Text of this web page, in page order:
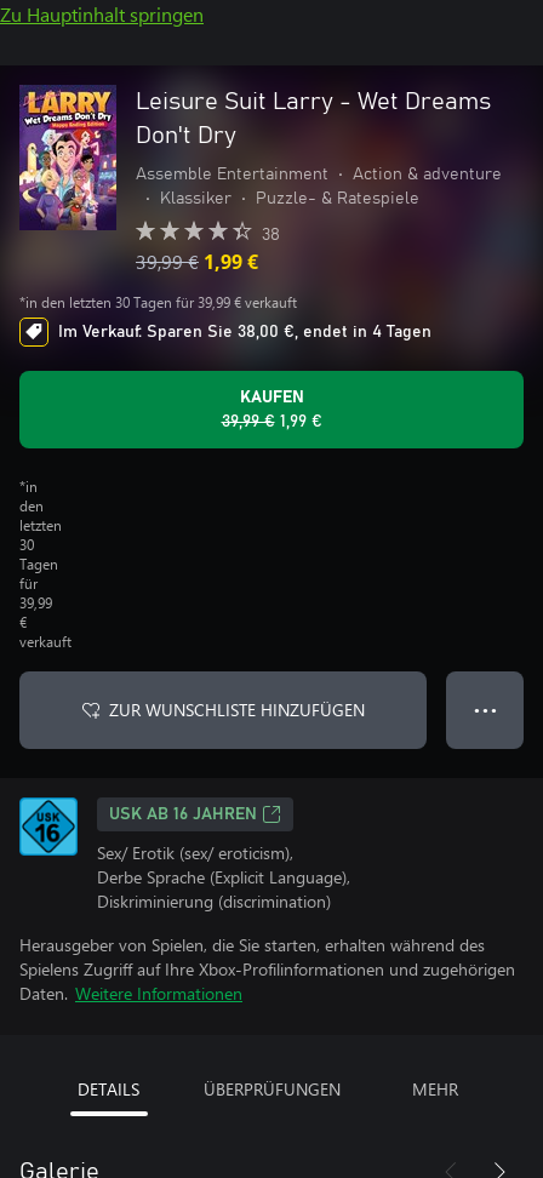
Zu Hauptinhalt springen
Leisure Suit Larry - Wet Dreams
Don't Dry
Assemble Entertainment •
Action & adventure
•
Klassiker • Puzzle- & Ratespiele
38
39,99 € 1,99 €
*in den letzten 30 Tagen für 39,99 € verkauft
Im Verkauf: Sparen Sie 38,00 €, endet in 4 Tagen
KAUFEN
39,99 € 1,99 €
*in
den
letzten
30
Tagen
für
39,99
€
verkauft
ZUR WUNSCHLISTE HINZUFÜGEN ● ● ●
USK AB 16 JAHREN
Sex/ Erotik (sex/ eroticism),
Derbe Sprache (Explicit Language),
Diskriminierung (discrimination)
Herausgeber von Spielen, die Sie starten, erhalten während des
Spielens Zugriff auf Ihre Xbox-Profilinformationen und zugehörigen
Daten. Weitere Informationen
DETAILS ÜBERPRÜFUNGEN MEHR
Galerie